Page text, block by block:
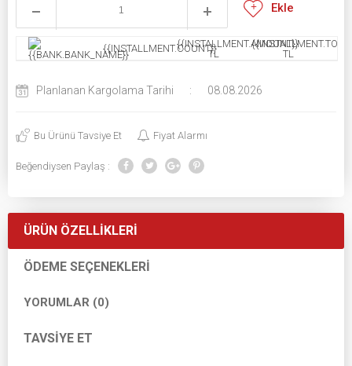
Ekle
{{INSTALLMENT.COUNT}}{{INSTALLMENT.AMOUNT}}
TL
TL
Planlanan Kargolama Tarihi : 08.08.2026
Bu Ürünü Tavsiye Et Fiyat Alarmı
Beğendiysen Paylaş :
ÜRÜN ÖZELLIKLERI
ÖDEME SEÇENEKLERI
YORUMLAR (0)
TAVSIYE ET